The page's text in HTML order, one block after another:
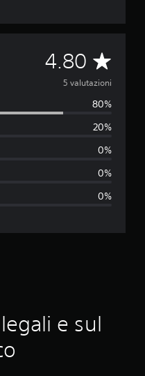
4.80 V
a
u
i
e
5 valutazioni
80%
20%
0%
0%
0%
e sul